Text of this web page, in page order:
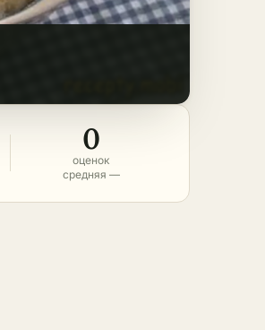
0
оценок
средняя —